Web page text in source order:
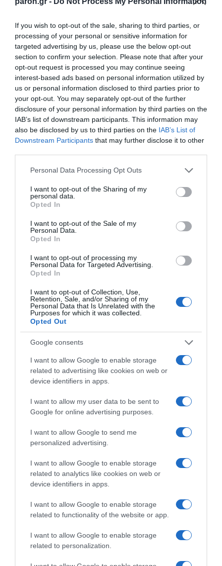
If you wish to opt-out of the sale, sharing to third parties, or
processing of your personal or sensitive information for
targeted advertising by us, please use the below opt-out
section to confirm your selection. Please note that after your
opt-out request is processed you may continue seeing
interest-based ads based on personal information utilized by
us or personal information disclosed to third parties prior to
your opt-out. You may separately opt-out of the further
disclosure of your personal information by third parties on the
IAB’s list of downstream participants. This information may
also be disclosed by us to third parties on the IAB’s List of
Downstream Participants that may further disclose it to other
Please note that this website/app uses one or more Google
not limited to your visit or usage behaviour. You may click to
grant or deny consent to Google and its third-party tags to
use your data for below specified purposes in below Google
consent section.
Personal Data Processing Opt Outs
I want to opt-out of the Sharing of my
personal data.
Opted In
I want to opt-out of the Sale of my
Personal Data.
Opted In
I want to opt-out of processing my
Personal Data for Targeted Advertising.
Opted In
I want to opt-out of Collection, Use,
Retention, Sale, and/or Sharing of my
Personal Data that Is Unrelated with the
Purposes for which it was collected.
Opted Out
Google consents
I want to allow Google to enable storage
related to advertising like cookies on web or
device identifiers in apps.
I want to allow my user data to be sent to
Google for online advertising purposes.
I want to allow Google to send me
personalized advertising.
I want to allow Google to enable storage
related to analytics like cookies on web or
device identifiers in apps.
I want to allow Google to enable storage
related to functionality of the website or app.
I want to allow Google to enable storage
related to personalization.
ΤΟ ΠΑΡΟΝ
Προβληματίζει το
κύμα φυγής των
συνταξιούχων
Η Ναυτιλία εκπέμπει
«SOS»
«November rain» (βίντεο)
αυτά τα 5
παγωτατζίδικα της
Αθήνας η απάντηση
είναι…και τα δύο!
που οι beauty lovers
αντικαθιστούν το
μαύρο μολύβι με καφέ
Αυτά είναι τα 4 prints στα μαγιό που θα βλέπεις
σε κάθε παραλία φέτος!
Πεινάς και εσύ μετά το
στην Αθήνα που
σώζουν τις βραδινές
σου λιγούρες
εύκολα το σκόρδο – Το
kitchen trick που κάθε